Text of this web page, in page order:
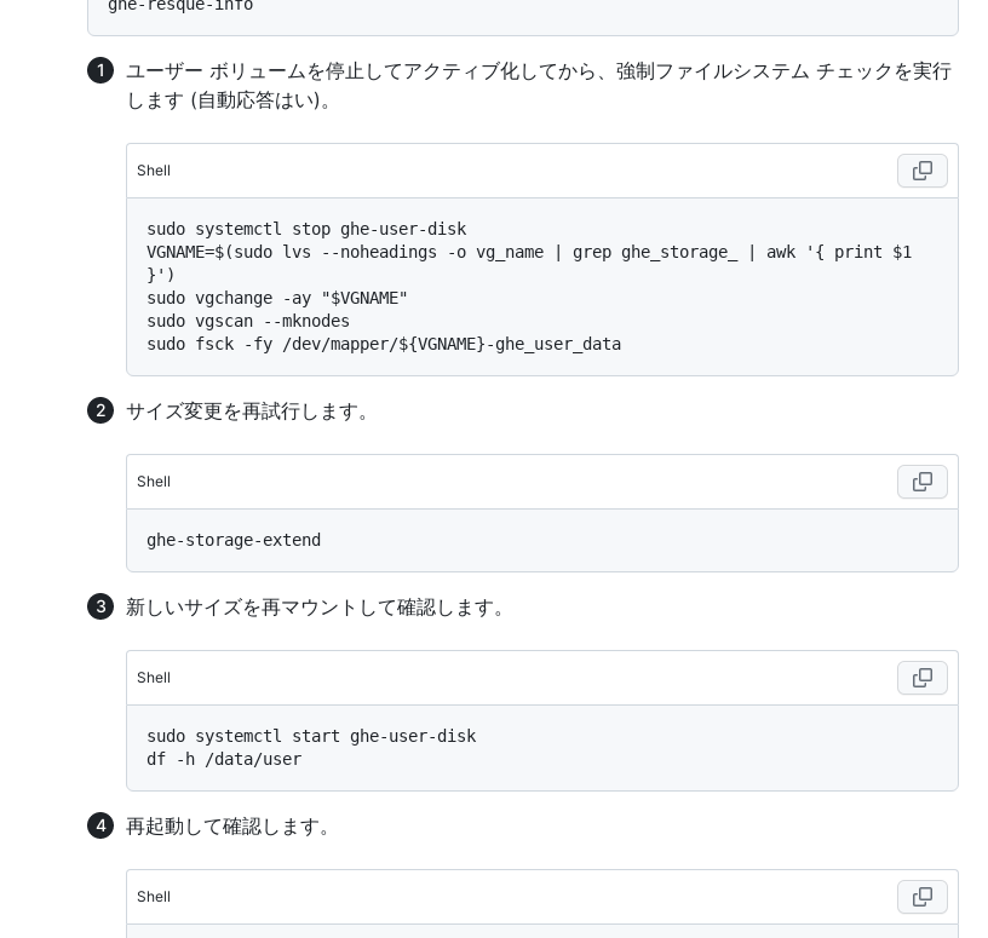
ユーザー ボリュームを停止してアクティブ化してから、強制ファイルシステム チェックを実行
します (自動応答はい)。
Shell
sudo systemctl stop ghe-user-disk
VGNAME=$(sudo lvs --noheadings -o vg_name | grep ghe_storage_ | awk '{ print $1
}')
sudo vgchange -ay "$VGNAME"
sudo vgscan --mknodes
サイズ変更を再試行します。
Shell
新しいサイズを再マウントして確認します。
Shell
sudo systemctl start ghe-user-disk
再起動して確認します。
Shell